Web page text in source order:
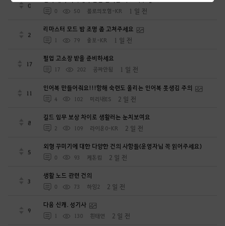
0
0 50 롤로의모험-KR 1 일 전
2
리마스터 모드 밤 조명 좀 고쳐주세요
1 79 줄보-KR 1 일 전
17
펄업 고소장 받을 준비하세요
17 202 공짜안됨 1 일 전
11
인어복 만들어줘요!!!항해 숙련도 올리는 인어복 못생김 주의
4 102 미리내ES 2 일 전
8
길드 임무 보상 차이로 생활러는 눈치보여요
2 109 라이온0-KR 2 일 전
5
외형 꾸미기에 대한 다양한 건의 사항들(운영자님 꼭 읽어주세요)
0 93 케돈킴 2 일 전
3
생활 노드 관련 건의
0 73 하잉2 2 일 전
9
다음 신캐. 성기사
1 130 흰태연 2 일 전